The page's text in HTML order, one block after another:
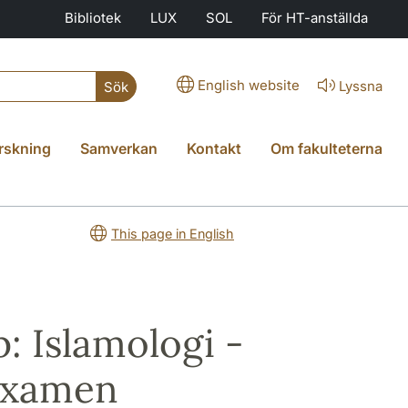
Bibliotek LUX SOL För HT-anställda
Sök English website Lyssna
Samverkan Kontakt Om fakulteterna
This page in English
Islamologi -